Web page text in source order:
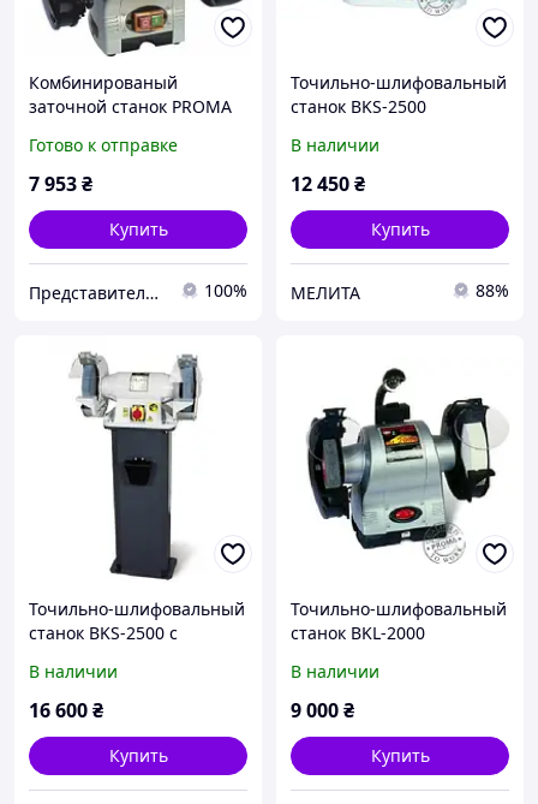
Комбинированый
заточной станок PROMA
Готово к отправке
7 953₴
Купить
Представительство PROMA в Украине ООО "ПРОМА СТ" 100%
Точильно-шлифовальный
станок BKS-2500
В наличии
12 450₴
Купить
МЕЛИТА 88%
Точильно-шлифовальный
станок BKS-2500 с
В наличии
16 600₴
Купить
Точильно-шлифовальный
станок BKL-2000
В наличии
9 000₴
Купить